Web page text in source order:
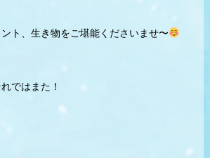
ト、生き物をご堪能くださいませ〜
ではまた！